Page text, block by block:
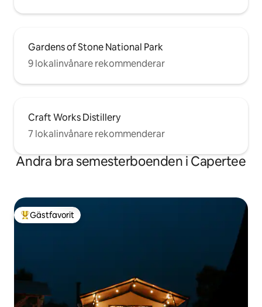
Gardens of Stone National Park
9 lokalinvånare rekommenderar
Craft Works Distillery
7 lokalinvånare rekommenderar
Andra bra semesterboenden i Capertee
Populär gästfavorit
Gästfavorit